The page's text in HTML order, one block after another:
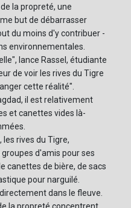
la propreté, une
but de débarrasser
du moins d'y contribuer -
environnementales.
lance Rassel, étudiante
de voir les rives du Tigre
cette réalité".
il est relativement
et canettes vides là-
les rives du Tigre,
d'amis pour ses
canettes de bière, de sacs
pour narguilé.
dans le fleuve.